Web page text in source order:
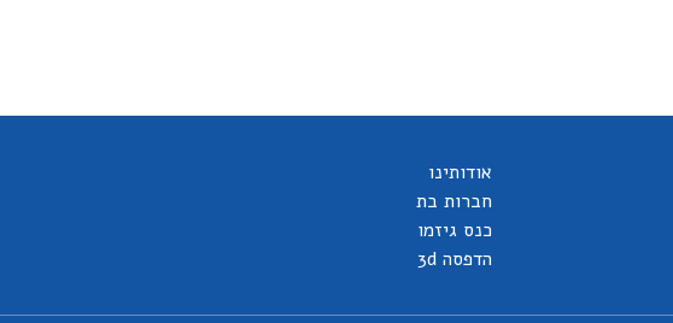
אודותינו
חברות בת
כנס גיזמו
הדפסה 3d